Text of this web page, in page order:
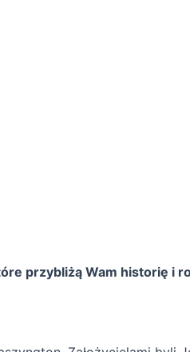
przybliżą Wam historię i